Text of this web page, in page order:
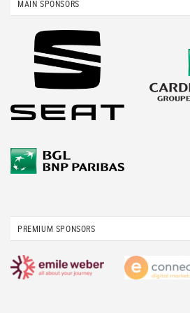
MAIN SPONSORS
PREMIUM SPONSORS